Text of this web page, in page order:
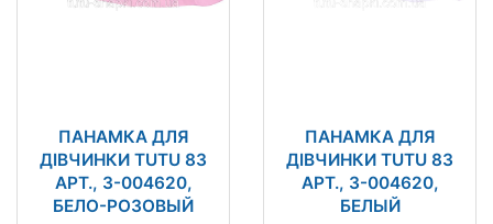
ПАНАМКА ДЛЯ
ДІВЧИНКИ TUTU 83
АРТ., 3-004620,
БЕЛО-РОЗОВЫЙ
ПАНАМКА ДЛЯ
ДІВЧИНКИ TUTU 83
АРТ., 3-004620,
БЕЛЫЙ